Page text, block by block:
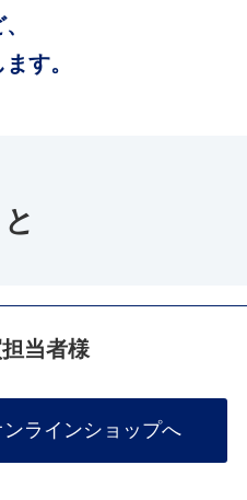
す。
当者様
ラインショップへ